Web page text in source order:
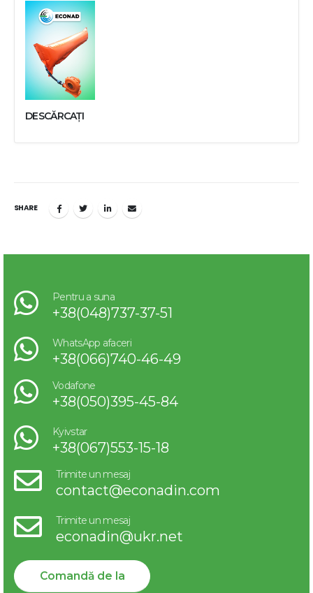
DESCĂRCAȚI
SHARE
Pentru a suna
+38(048)737-37-51
WhatsApp afaceri
+38(066)740-46-49
Vodafone
+38(050)395-45-84
Kyivstar
+38(067)553-15-18
Trimite un mesaj
contact@econadin.com
Trimite un mesaj
econadin@ukr.net
Comandă de la